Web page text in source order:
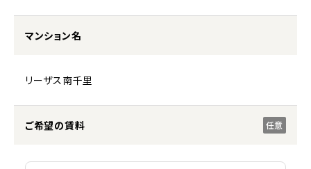
マンション名
リーザス南千里
ご希望の賃料 任意